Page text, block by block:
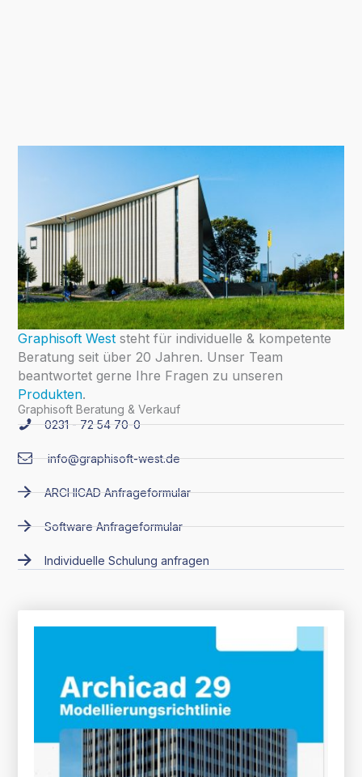
Graphisoft Weststeht für individuelle & kompetente
Beratung seit über 20 Jahren. Unser Team
beantwortet gerne Ihre Fragen zu unseren
Produkten.
Graphisoft Beratung & Verkauf
0231 - 72 54 70-0
info@graphisoft-west.de
ARCHICAD Anfrageformular
Software Anfrageformular
Individuelle Schulung anfragen